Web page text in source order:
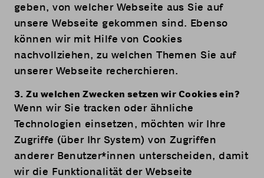
geben, von welcher Webseite aus Sie auf
unsere Webseite gekommen sind. Ebenso
können wir mit Hilfe von Cookies
nachvollziehen, zu welchen Themen Sie auf
unserer Webseite recherchieren.
3. Zu welchen Zwecken setzen wir Cookies ein?
Wenn wir Sie tracken oder ähnliche
Technologien einsetzen, möchten wir Ihre
Zugriffe (über Ihr System) von Zugriffen
anderer Benutzer*innen unterscheiden, damit
wir die Funktionalität der Webseite